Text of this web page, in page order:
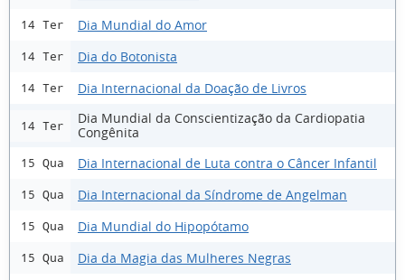
14 Ter Dia Mundial do Amor
14 Ter Dia do Botonista
14 Ter Dia Internacional da Doação de Livros
14 Ter
Dia Mundial da Conscientização da Cardiopatia
Congênita
15 Qua Dia Internacional de Luta contra o Câncer Infantil
15 Qua Dia Internacional da Síndrome de Angelman
15 Qua Dia Mundial do Hipopótamo
15 Qua Dia da Magia das Mulheres Negras